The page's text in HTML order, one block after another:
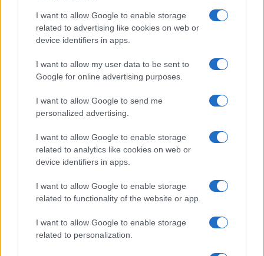
I want to allow Google to enable storage
related to advertising like cookies on web or
device identifiers in apps.
I want to allow my user data to be sent to
Google for online advertising purposes.
I want to allow Google to send me
personalized advertising.
I want to allow Google to enable storage
related to analytics like cookies on web or
device identifiers in apps.
I want to allow Google to enable storage
related to functionality of the website or app.
I want to allow Google to enable storage
related to personalization.
Izboljšanje pogojev za učence pripadnike romske
skupnosti
V predlogu zakona se dodaja določba, da se dopolnilno
izobraževanje slovenskega jezika in kulture zavoljo
uspešnejše integracije lahko organizira tudi za učence,
spremembe bo mogoče v podzakonskem aktu šolam, ki
jih obiskujejo učenci Romi, sistemizirati ure slovenskega
jezika v večjem obsegu.
Na podlagi števila romskih učencev so šole že sedaj
upravičene do ugodnejših normativov za oblikovanje